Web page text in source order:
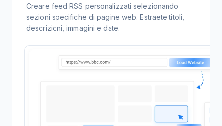
Creare feed RSS personalizzati selezionando
sezioni specifiche di pagine web. Estraete titoli,
descrizioni, immagini e date.